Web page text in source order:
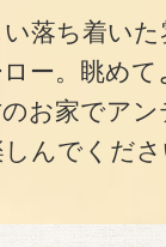
落ち着いた
ー。眺めて
お家でア
んでくださ